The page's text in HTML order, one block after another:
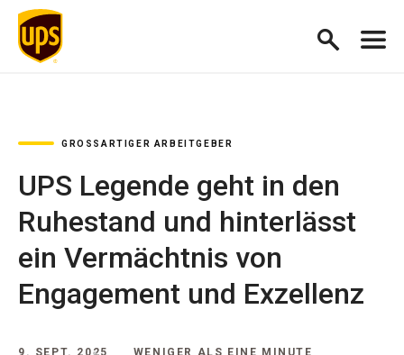
GROSSARTIGER ARBEITGEBER
UPS Legende geht in den
Ruhestand und hinterlässt
ein Vermächtnis von
Engagement und Exzellenz
9. SEPT. 2025 WENIGER ALS EINE MINUTE